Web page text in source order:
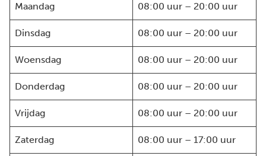
Maandag
08:00 uur – 20:00 uur
Dinsdag 08:00 uur – 20:00 uur
Woensdag 08:00 uur – 20:00 uur
Donderdag 08:00 uur – 20:00 uur
Vrijdag 08:00 uur – 20:00 uur
Zaterdag 08:00 uur – 17:00 uur